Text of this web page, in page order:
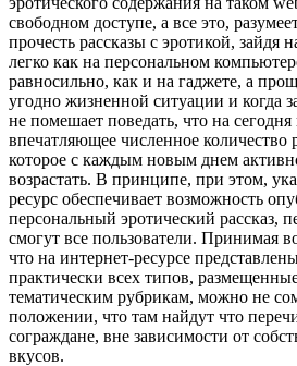
свободном доступе, а все это,
прочесть рассказы с эротикой, зайдя
легко как на персональном
равносильно, как и на гаджете, а
угодно жизненной ситуации и когда
не помешает поведать, что на сегодня
впечатляющее численное количество
которое с каждым новым днем
возрастать. В принципе, при этом,
ресурс обеспечивает возможность
персональный эротический рассказ,
смогут все пользователи. Принимая
что на интернет-ресурсе
практически всех типов,
тематическим рубрикам, можно не
положении, что там найдут что
сограждане, вне зависимости от
вкусов.